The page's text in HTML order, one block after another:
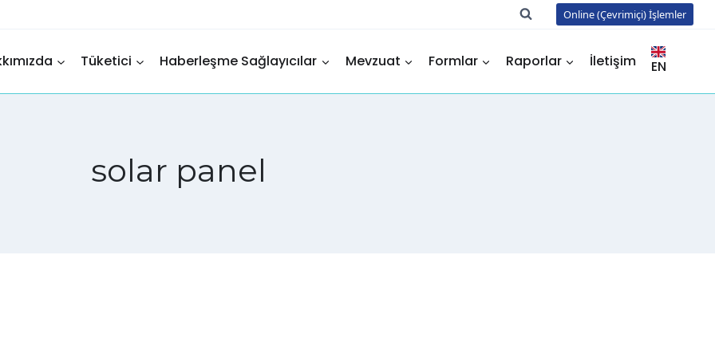
Online (Çevrimiçi) İşlemler
Tüketici Haberleşme Sağlayıcılar Mevzuat Formlar Raporlar İletişim EN
solar panel